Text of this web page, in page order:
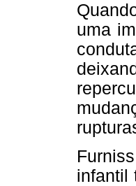
uma
infantil